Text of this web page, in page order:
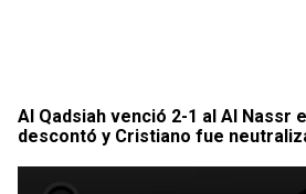
Al Qadsiah venció 2-1 al Al Nassr
descontó y Cristiano fue